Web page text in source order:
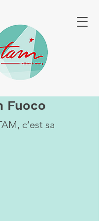
Fuoco
c’est sa